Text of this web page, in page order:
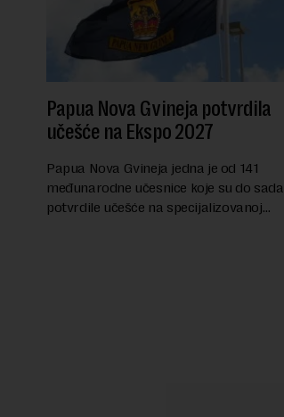
Papua Nova Gvineja potvrdila
učešće na Ekspo 2027
Papua Nova Gvineja jedna je od 141
međunarodne učesnice koje su do sada
potvrdile učešće na specijalizovanoj